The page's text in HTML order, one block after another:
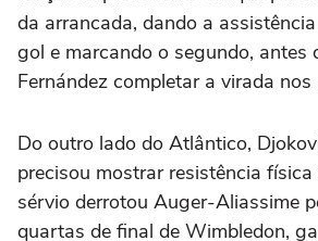
da arrancada, dando a
gol e marcando o segundo, antes
Fernández completar a virada nos
Do outro lado do Atlântico,
precisou mostrar resistência física
sérvio derrotou Auger-Aliassime
quartas de final de Wimbledon,